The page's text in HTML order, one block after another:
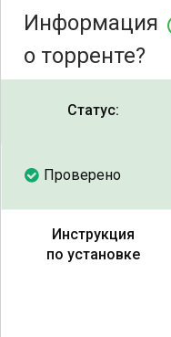
Информация
о торренте?
Статус:
Проверено
Инструкция
по установке